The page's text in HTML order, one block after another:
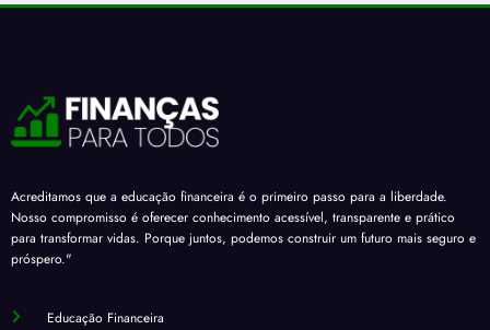
Acreditamos que a educação financeira é o primeiro passo para a liberdade.
Nosso compromisso é oferecer conhecimento acessível, transparente e prático
para transformar vidas. Porque juntos, podemos construir um futuro mais seguro e
próspero."
Educação Financeira